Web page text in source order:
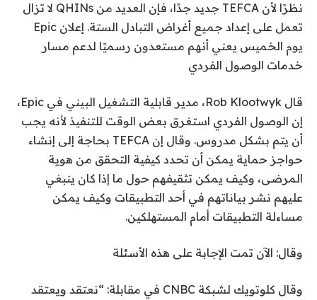
نظرًا لأن TEFCA جديد جدًا، فإن العديد من QHINs لا تزال
تعمل على إعداد جميع أغراض التبادل الستة. إعلان Epic
يوم الخميس يعني أنهم مستعدون رسميًا لدعم مسار
خدمات الوصول الفردي
قال Rob Klootwyk، مدير قابلية التشغيل البيني في Epic،
إن الوصول الفردي استغرق بعض الوقت للتنفيذ لأنه يجب
أن يتم بشكل مدروس. وقال إن TEFCA بحاجة إلى إنشاء
حواجز حماية يمكن أن تحدد كيفية التحقق من هوية
المرضى، وكيف يمكن تثقيفهم حول ما إذا كان ينبغي
عليهم نشر بياناتهم في أحد التطبيقات وكيف يمكن
مساءلة التطبيقات أمام المستهلكين.
وقال: الآن تمت الإجابة على هذه الأسئلة
وقال كلوتويك لشبكة CNBC في مقابلة: “نعتقد ويعتقد